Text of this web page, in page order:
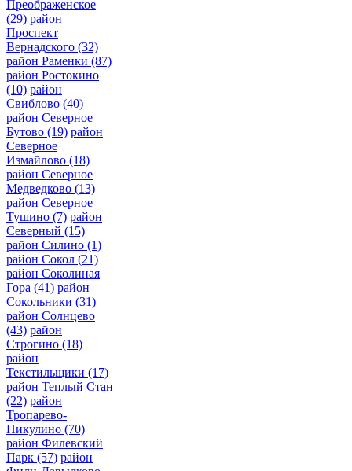
Преображенское
(29) район
Проспект
Вернадского (32)
район Раменки (87)
район Ростокино
(10) район
Свиблово (40)
район Северное
Бутово (19) район
Северное
Измайлово (18)
район Северное
Медведково (13)
район Северное
Тушино (7) район
Северный (15)
район Силино (1)
район Сокол (21)
район Соколиная
Гора (41) район
Сокольники (31)
район Солнцево
(43) район
Строгино (18)
район
Текстильщики (17)
район Теплый Стан
(22) район
Тропарево-
Никулино (70)
район Филевский
Парк (57) район